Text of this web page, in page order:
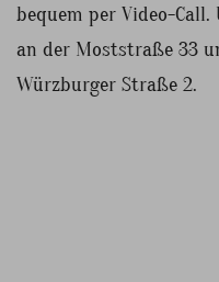
bequem per Video-
an der Moststraße 33
Würzburger Straße 2.